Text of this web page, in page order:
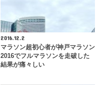
2016.12.2
マラソン超初心者が神戸マラソン
2016でフルマラソンを走破した
結果が痛々しい